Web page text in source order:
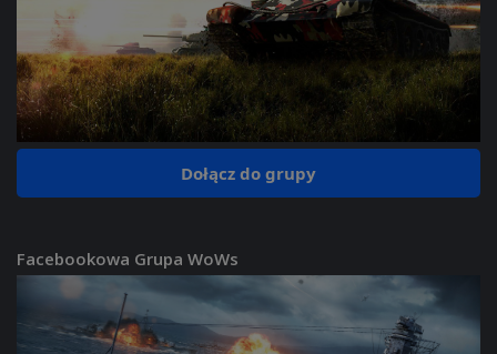
Dołącz do grupy
Facebookowa Grupa WoWs